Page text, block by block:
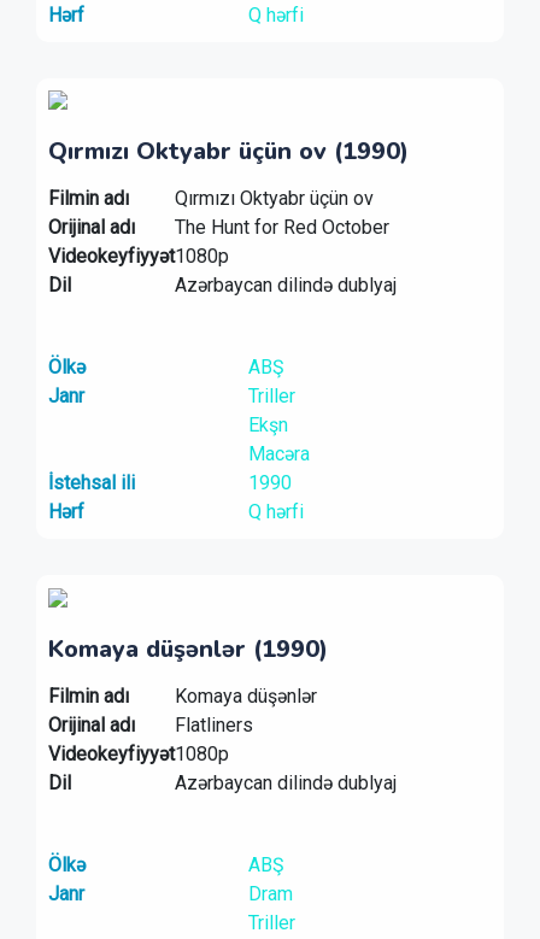
Hərf
Q hərfi
Qırmızı Oktyabr üçün ov (1990)
Filmin adı
Qırmızı Oktyabr üçün ov
Orijinal adı
The Hunt for Red October
Videokeyfiyyət1080p
Dil
Azərbaycan dilində dublyaj
Ölkə
ABŞ
Janr
Triller
Ekşn
Macəra
İstehsal ili
1990
Hərf
Q hərfi
Komaya düşənlər (1990)
Filmin adı
Komaya düşənlər
Orijinal adı
Flatliners
Videokeyfiyyət1080p
Dil
Azərbaycan dilində dublyaj
Ölkə
ABŞ
Janr
Dram
Triller